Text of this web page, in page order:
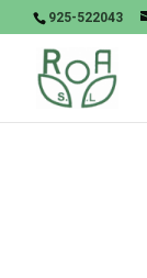
925-522043